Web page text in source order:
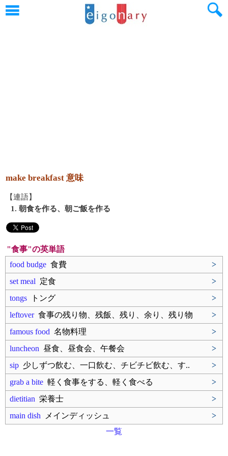
make breakfast 意味
【連語】
1. 朝食を作る、朝ご飯を作る
"食事"の英単語
food budge 食費
>
set meal 定食
>
tongs トング
>
leftover食事の残り物、残飯、残り、余り、残り物
>
famous food 名物料理
>
luncheon 昼食、昼食会、午餐会
>
sip 少しずつ飲む、一口飲む、チビチビ飲む、す..
>
grab a bite 軽く食事をする、軽く食べる
>
dietitian 栄養士
>
main dish メインディッシュ
>
一覧